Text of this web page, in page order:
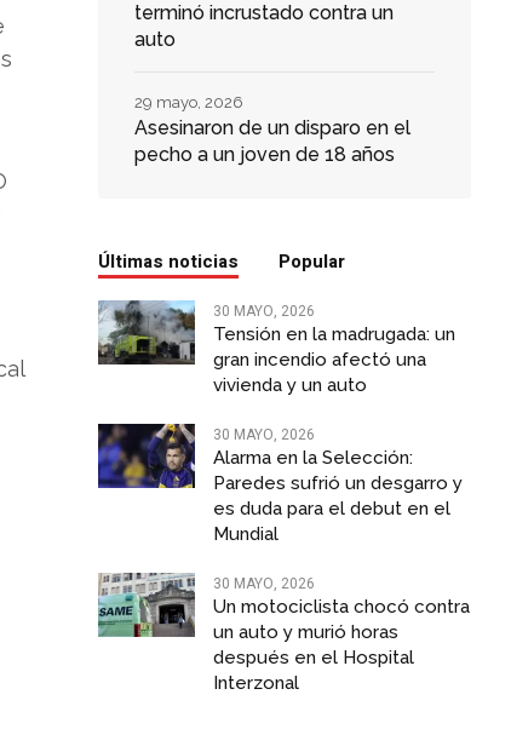
terminó incrustado contra un
auto
Asesinaron de un disparo en el
pecho a un joven de 18 años
29 mayo, 2026
Últimas noticias Popular
30 MAYO, 2026
Tensión en la madrugada: un
gran incendio afectó una
vivienda y un auto
30 MAYO, 2026
Alarma en la Selección:
Paredes sufrió un desgarro y
es duda para el debut en el
Mundial
30 MAYO, 2026
Un motociclista chocó contra
un auto y murió horas
después en el Hospital
Interzonal